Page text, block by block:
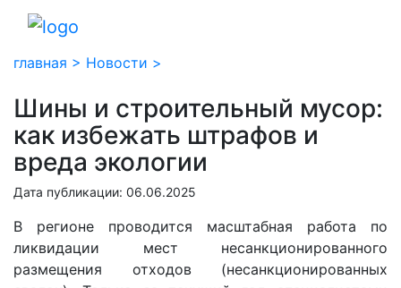
главная > Новости >
Шины и строительный мусор:
как избежать штрафов и
вреда экологии
Дата публикации: 06.06.2025
В регионе проводится масштабная работа по
ликвидации мест несанкционированного
размещения отходов (несанкционированных